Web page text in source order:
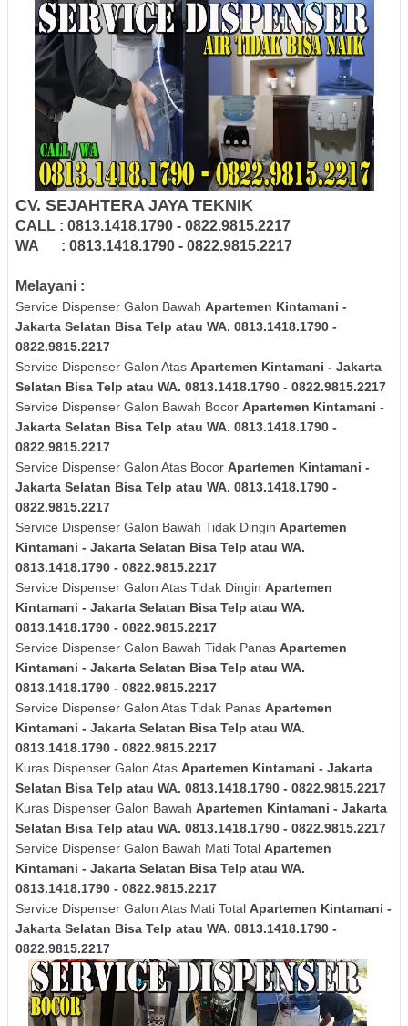
CV. SEJAHTERA JAYA TEKNIK
CALL : 0813.1418.1790 - 0822.9815.2217
WA : 0813.1418.1790 - 0822.9815.2217
Melayani :
Service Dispenser Galon Bawah Apartemen Kintamani -
Jakarta Selatan Bisa Telp atau WA. 0813.1418.1790 -
0822.9815.2217
Service Dispenser Galon Atas Apartemen Kintamani - Jakarta
Selatan Bisa Telp atau WA. 0813.1418.1790 - 0822.9815.2217
Service Dispenser Galon Bawah Bocor Apartemen Kintamani -
Jakarta Selatan Bisa Telp atau WA. 0813.1418.1790 -
0822.9815.2217
Service Dispenser Galon Atas Bocor Apartemen Kintamani -
Jakarta Selatan Bisa Telp atau WA. 0813.1418.1790 -
0822.9815.2217
Service Dispenser Galon Bawah Tidak Dingin Apartemen
Kintamani - Jakarta Selatan Bisa Telp atau WA.
0813.1418.1790 - 0822.9815.2217
Service Dispenser Galon Atas Tidak Dingin Apartemen
Kintamani - Jakarta Selatan Bisa Telp atau WA.
0813.1418.1790 - 0822.9815.2217
Service Dispenser Galon Bawah Tidak Panas Apartemen
Kintamani - Jakarta Selatan Bisa Telp atau WA.
0813.1418.1790 - 0822.9815.2217
Service Dispenser Galon Atas Tidak Panas Apartemen
Kintamani - Jakarta Selatan Bisa Telp atau WA.
0813.1418.1790 - 0822.9815.2217
Kuras Dispenser Galon Atas Apartemen Kintamani - Jakarta
Selatan Bisa Telp atau WA. 0813.1418.1790 - 0822.9815.2217
Kuras Dispenser Galon Bawah Apartemen Kintamani - Jakarta
Selatan Bisa Telp atau WA. 0813.1418.1790 - 0822.9815.2217
Service Dispenser Galon Bawah Mati Total Apartemen
Kintamani - Jakarta Selatan Bisa Telp atau WA.
0813.1418.1790 - 0822.9815.2217
Service Dispenser Galon Atas Mati Total Apartemen Kintamani -
Jakarta Selatan Bisa Telp atau WA. 0813.1418.1790 -
0822.9815.2217